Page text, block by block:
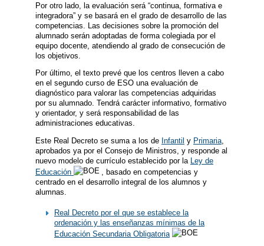
Por otro lado, la evaluación será “continua, formativa e
integradora” y se basará en el grado de desarrollo de las
competencias. Las decisiones sobre la promoción del
alumnado serán adoptadas de forma colegiada por el
equipo docente, atendiendo al grado de consecución de
los objetivos.
Por último, el texto prevé que los centros lleven a cabo
en el segundo curso de ESO una evaluación de
diagnóstico para valorar las competencias adquiridas
por su alumnado. Tendrá carácter informativo, formativo
y orientador, y será responsabilidad de las
administraciones educativas.
Este Real Decreto se suma a los de Infantil y Primaria,
aprobados ya por el Consejo de Ministros, y responde al
nuevo modelo de currículo establecido por la Ley de
Educación
, basado en competencias y
centrado en el desarrollo integral de los alumnos y
alumnas.
Real Decreto por el que se establece la
ordenación y las enseñanzas mínimas de la
Educación Secundaria Obligatoria